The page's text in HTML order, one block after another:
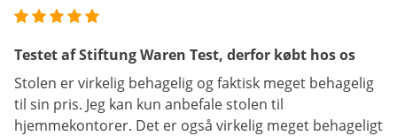
Testet af Stiftung Waren Test, derfor købt hos os
Stolen er virkelig behagelig og faktisk meget behagelig
til sin pris. Jeg kan kun anbefale stolen til
hjemmekontorer. Det er også virkelig meget behageligt